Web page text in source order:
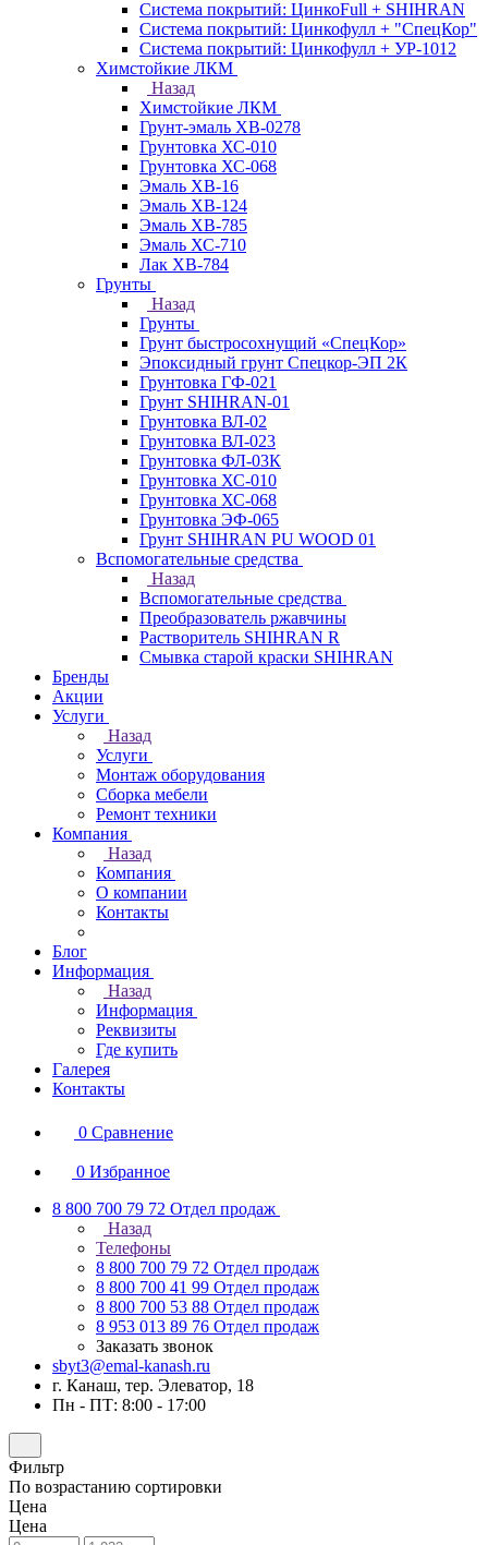
Система покрытий: ЦинкоFull + SHIHRAN
Система покрытий: Цинкофулл + "СпецКор"
Система покрытий: Цинкофулл + УР-1012
Химстойкие ЛКМ
Назад
Химстойкие ЛКМ
Грунт-эмаль ХВ-0278
Грунтовка ХС-010
Грунтовка ХС-068
Эмаль ХВ-16
Эмаль ХВ-124
Эмаль ХВ-785
Эмаль ХС-710
Лак ХВ-784
Грунты
Назад
Грунты
Грунт быстросохнущий «СпецКор»
Эпоксидный грунт Спецкор-ЭП 2К
Грунтовка ГФ-021
Грунт SHIHRAN-01
Грунтовка ВЛ-02
Грунтовка ВЛ-023
Грунтовка ФЛ-03К
Грунтовка ХС-010
Грунтовка ХС-068
Грунтовка ЭФ-065
Грунт SHIHRAN PU WOOD 01
Вспомогательные средства
Назад
Вспомогательные средства
Преобразователь ржавчины
Растворитель SHIHRAN R
Смывка старой краски SHIHRAN
Бренды
Акции
Услуги
Назад
Услуги
Монтаж оборудования
Сборка мебели
Ремонт техники
Компания
Назад
Компания
О компании
Контакты
Блог
Информация
Назад
Информация
Реквизиты
Где купить
Галерея
Контакты
0 Сравнение
0 Избранное
8 800 700 79 72 Отдел продаж
Назад
Телефоны
8 800 700 79 72 Отдел продаж
8 800 700 41 99 Отдел продаж
8 800 700 53 88 Отдел продаж
8 953 013 89 76 Отдел продаж
Заказать звонок
sbyt3@emal-kanash.ru
г. Канаш, тер. Элеватор, 18
Пн - ПТ: 8:00 - 17:00
Фильтр
По возрастанию сортировки
Цена
Цена